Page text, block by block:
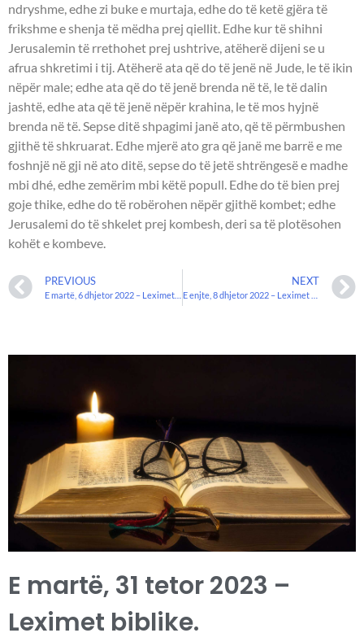
ndryshme, edhe zi buke e murtaja, edhe do të ketë gjëra të
frikshme e shenja të mëdha prej qiellit. Edhe kur të shihni
Jerusalemin të rrethohet prej ushtrive, atëherë dijeni se u
afrua shkretimi i tij. Atëherë ata që do të jenë në Jude, le të ikin
nëpër male; edhe ata që do të jenë brenda në të, le të dalin
jashtë, edhe ata që të jenë nëpër krahina, le të mos hyjnë
brenda në të. Sepse ditë shpagimi janë ato, që të përmbushen
gjithë të shkruarat. Edhe mjerë ato gra që janë me barrë e me
foshnjë në gji në ato ditë, sepse do të jetë shtrëngesë e madhe
mbi dhé, edhe zemërim mbi këtë popull. Edhe do të bien prej
goje thike, edhe do të robërohen nëpër gjithë kombet; edhe
Jerusalemi do të shkelet prej kombesh, deri sa të plotësohen
kohët e kombeve.
PREVIOUS NEXT
E martë, 31 tetor 2023 –
Leximet biblike.